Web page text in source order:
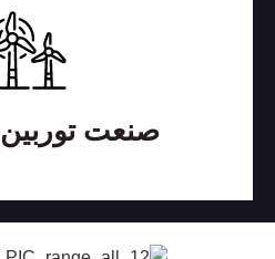
صنعت
هزینه های تولید انرژی باد را
های تخصصی